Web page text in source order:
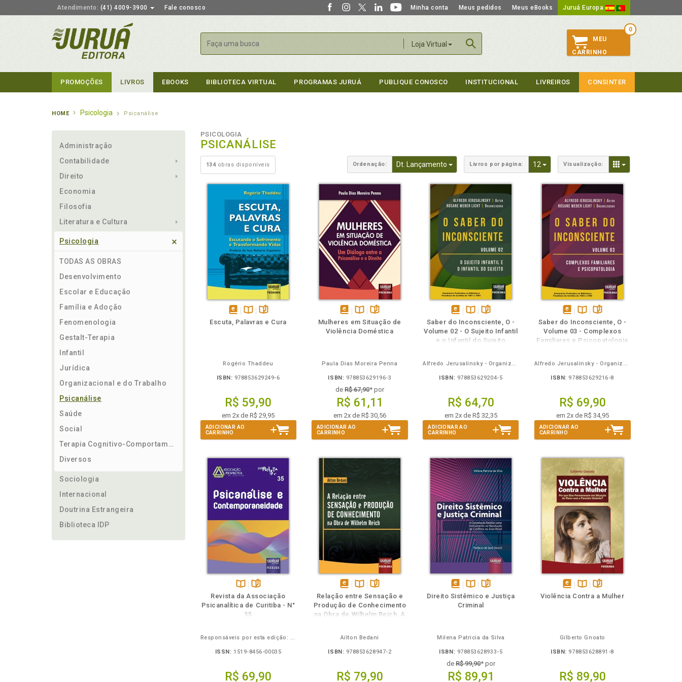
Atendimento: (41) 4009-3900 Fale conosco Minha conta Meus pedidos Meus eBooks Juruá Europa
Loja Virtual
Buscar
0
MEU
CARRINHO
PROMOÇÕES LIVROS EBOOKS BIBLIOTECA VIRTUAL PROGRAMAS JURUÁ PUBLIQUE CONOSCO INSTITUCIONAL LIVREIROS CONSINTER
HOME Psicologia Psicanálise
Administração
Contabilidade
Direito
Economia
Filosofia
Literatura e Cultura
Psicologia
TODAS AS OBRAS
Desenvolvimento
Escolar e Educação
Família e Adoção
Fenomenologia
Gestalt-Terapia
Infantil
Jurídica
Organizacional e do Trabalho
Psicanálise
Saúde
Social
Terapia Cognitivo-Comportamental
Diversos
Sociologia
Internacional
Doutrina Estrangeira
Biblioteca IDP
PSICOLOGIA
PSICANÁLISE
134obras disponíveis Ordenação: Dt. Lançamento Toggle Dropdown
Livros por página: 12 Toggle Dropdown
Visualização: Toggle Dropdown
disponívelDisponível
páginas
Escuta, Palavras e Cura
Rogério Thaddeu
ISBN: 978853629249-6
R$ 59,90
em 2x de R$ 29,95
ADICIONAR AO
CARRINHO
Também
disponível
em
Também
Disponível
na
Folheie
páginas
Mulheres em Situação de
Violência Doméstica
Paula Dias Moreira Penna
ISBN: 978853629196-3
de R$ 67,90* por
R$ 61,11
em 2x de R$ 30,56
ADICIONAR AO
CARRINHO
disponível
em
eBook
Também
Disponível
na
B.V.
Folheie
páginas
Saber do Inconsciente, O -
Volume 02 - O Sujeito Infantil
e o Infantil do Sujeito
Alfredo Jerusalinsky - Organizadora: Rosane Weber Licht
ISBN: 978853629204-5
R$ 64,70
em 2x de R$ 32,35
ADICIONAR AO
CARRINHO
disponível
em
eBook
Também
Disponível
na
B.V.
Folheie
páginas
Saber do Inconsciente, O -
Volume 03 - Complexos
Familiares e Psicopatologia
Alfredo Jerusalinsky - Organizadora: Rosane Weber Licht
ISBN: 978853629216-8
R$ 69,90
em 2x de R$ 34,95
ADICIONAR AO
CARRINHO
Disponível
na
B.V.
páginas
Revista da Associação
Psicanalítica de Curitiba - N°
35
Responsáveis por esta edição: Camila Zoschke Freire e Rejinaldo Chiaradia
ISSN: 1519-8456-00035
R$ 69,90
disponível
em
eBook
Disponível
na
B.V.
páginas
Relação entre Sensação e
Produção de Conhecimento
na Obra de Wilhelm Reich, A
Ailton Bedani
ISBN: 978853628947-2
R$ 79,90
disponível
em
Disponível
na
Folheie
páginas
Direito Sistêmico e Justiça
Criminal
Milena Patricia da Silva
ISBN: 978853628933-5
deR$ 99,90* por
R$ 89,91
disponível
Também
Disponível
Folheie
páginas
Violência Contra a Mulher
Gilberto Gnoato
ISBN: 978853628891-8
R$ 89,90